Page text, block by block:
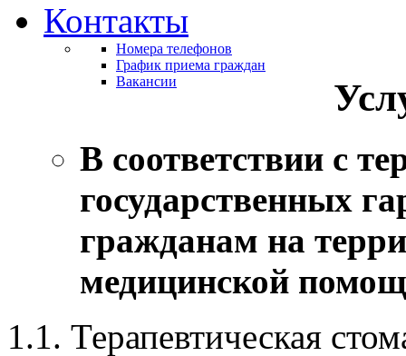
Контакты
Номера телефонов
График приема граждан
Вакансии
В соответствии с
государственных
гражданам на
медицинской
1.1. Терапевтическая